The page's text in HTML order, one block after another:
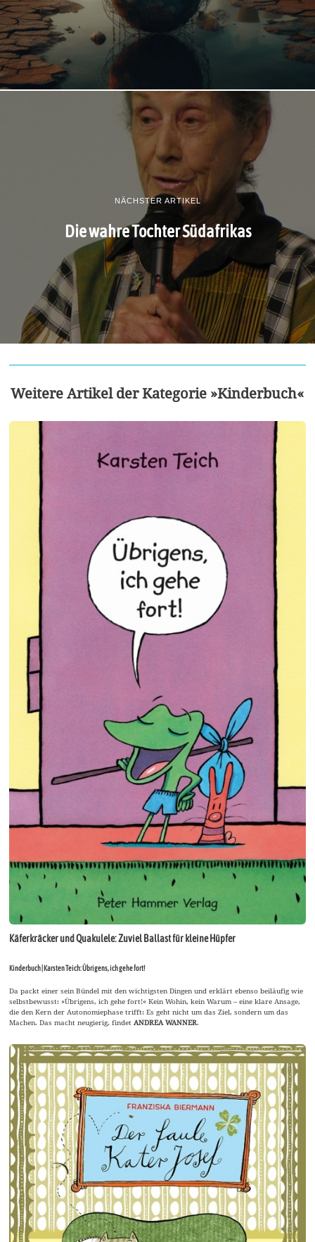
NÄCHSTER ARTIKEL
Die wahre Tochter Südafrikas
Weitere Artikel der Kategorie »Kinderbuch«
Käferkräcker und Quakulele: Zuviel Ballast für kleine Hüpfer
Kinderbuch | Karsten Teich: Übrigens, ich gehe fort!
Da packt einer sein Bündel mit den wichtigsten Dingen und erklärt ebenso beiläufig wie
selbstbewusst: »Übrigens, ich gehe fort!« Kein Wohin, kein Warum – eine klare Ansage,
die den Kern der Autonomiephase trifft: Es geht nicht um das Ziel, sondern um das
Machen. Das macht neugierig, findet ANDREA WANNER.